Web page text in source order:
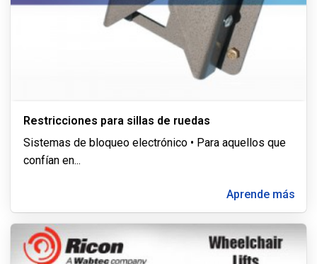
Restricciones para sillas de ruedas
Sistemas de bloqueo electrónico • Para aquellos que
confían en...
Aprende más